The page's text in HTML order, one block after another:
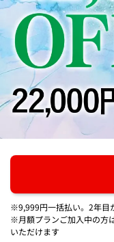
※9,999円一括払い。2年目
※月額プランご加入中の方
いただけます